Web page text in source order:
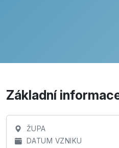
Základní
ŽUPA
DATUM VZNIKU